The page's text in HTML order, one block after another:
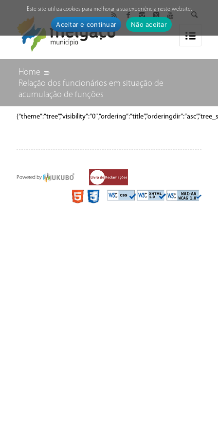
Home
Relação dos funcionários em situação de
acumulação de funções
Powered by
Este site utiliza cookies para melhorar a sua experiência neste website.
Aceitar e continuar Não aceitar